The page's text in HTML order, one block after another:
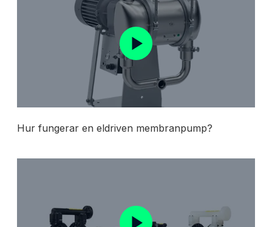
Hur fungerar en eldriven membranpump?